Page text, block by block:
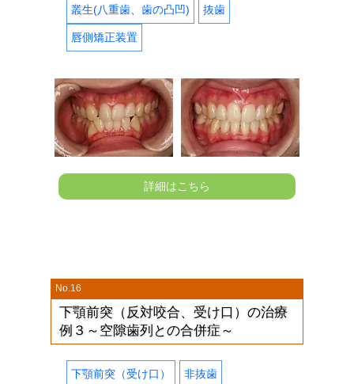
叢生(八重歯、歯の凸凹) 抜歯
唇側矯正装置
詳細はこちら
No.16
下顎前突（反対咬合、受け口）の治療
例３～空隙歯列との合併症～
下顎前突（受け口） 非抜歯